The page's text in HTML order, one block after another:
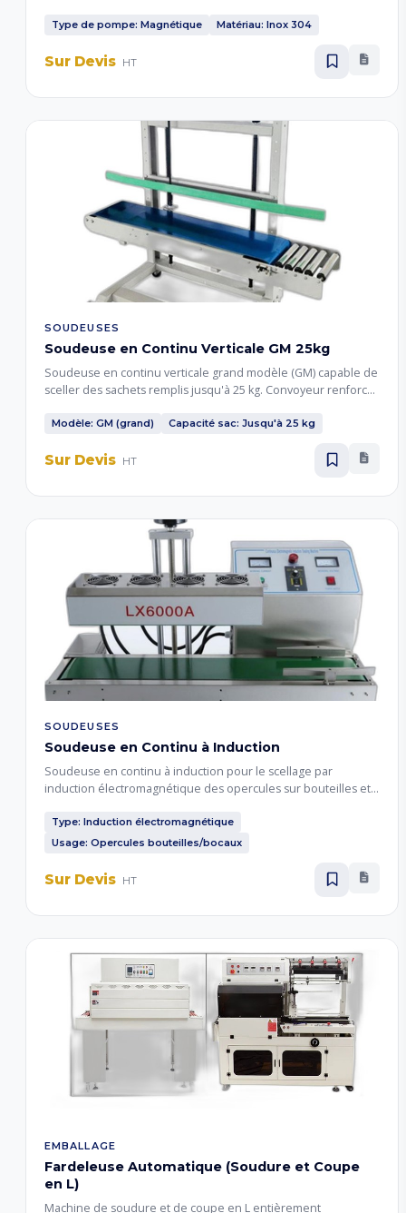
Type de pompe: Magnétique Matériau: Inox 304
Sur Devis HT
SOUDEUSES
Soudeuse en Continu Verticale GM 25kg
Soudeuse en continu verticale grand modèle (GM) capable de
sceller des sachets remplis jusqu'à 25 kg. Convoyeur renforcé
sacs lourds de grains, céréales et farine.
Modèle: GM (grand) Capacité sac: Jusqu'à 25 kg
Sur Devis HT
SOUDEUSES
Soudeuse en Continu à Induction
Soudeuse en continu à induction pour le scellage par
induction électromagnétique des opercules sur bouteilles et
des contenants alimentaires, cosmétiques et
pharmaceutiques.
Type: Induction électromagnétique
Usage: Opercules bouteilles/bocaux
Sur Devis HT
EMBALLAGE
Fardeleuse Automatique (Soudure et Coupe
en L)
Machine de soudure et de coupe en L entièrement